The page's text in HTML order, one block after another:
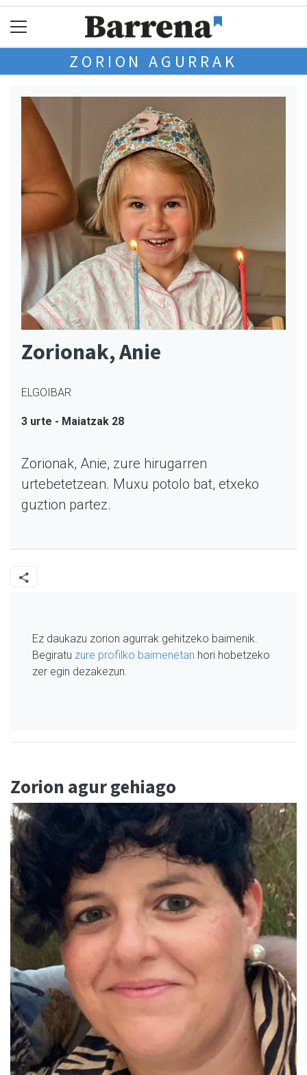
ZORION AGURRAK
Zorionak, Anie
ELGOIBAR
3 urte - Maiatzak 28
Zorionak, Anie, zure hirugarren
urtebetetzean. Muxu potolo bat, etxeko
guztion partez.
Ez daukazu zorion agurrak gehitzeko baimenik.
Begiratu zure profilko baimenetan hori hobetzeko
zer egin dezakezun.
Zorion agur gehiago